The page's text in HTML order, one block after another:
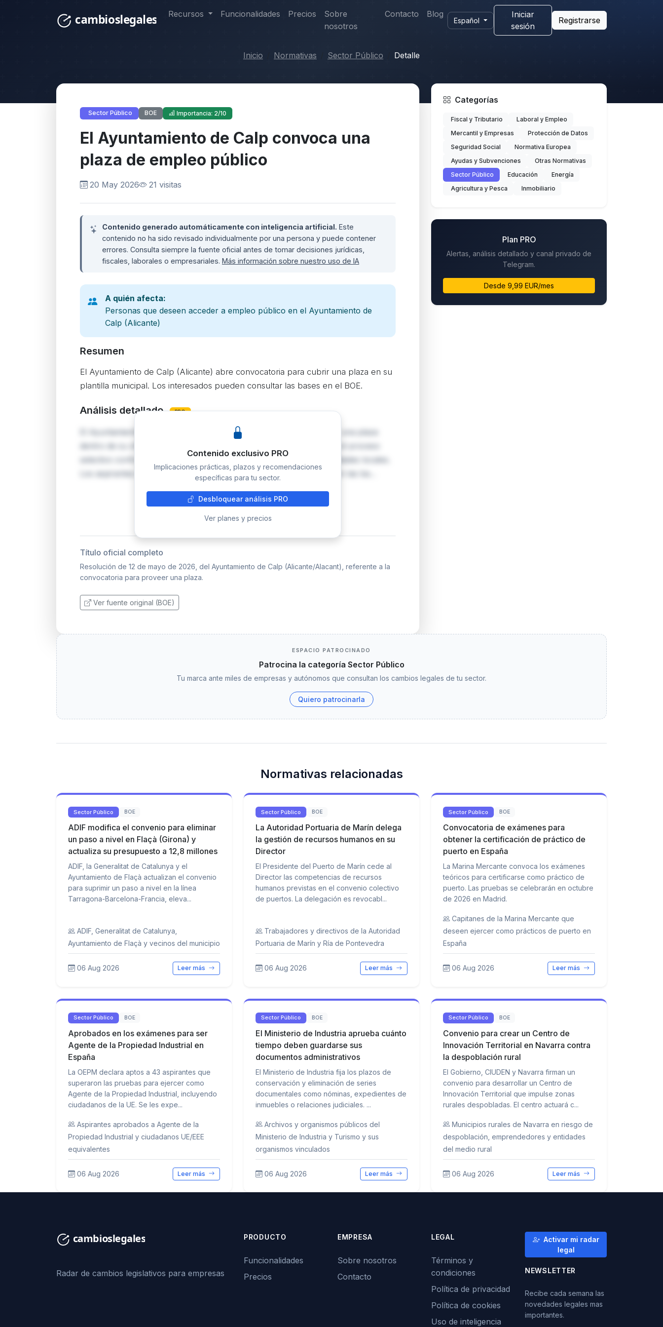
Recursos Funcionalidades Precios
Sobre
nosotros
Contacto Blog
Español
Iniciar
sesión
Registrarse
Inicio Normativas Sector Público Detalle
Sector Público BOE Importancia: 2/10
El Ayuntamiento de Calp convoca una
plaza de empleo público
20 May 2026 21 visitas
Contenido generado automáticamente con inteligencia artificial. Este
contenido no ha sido revisado individualmente por una persona y puede contener
errores. Consulta siempre la fuente oficial antes de tomar decisiones jurídicas,
fiscales, laborales o empresariales. Más información sobre nuestro uso de IA
A quién afecta:
Personas que deseen acceder a empleo público en el Ayuntamiento de
Calp (Alicante)
Resumen
El Ayuntamiento de Calp (Alicante) abre convocatoria para cubrir una plaza en su
plantilla municipal. Los interesados pueden consultar las bases en el BOE.
Análisis detallado PRO
El Ayuntamiento de Calp publica la convocatoria oficial para proveer una plaza
dentro de su oferta de empleo público local. La resolución establece el proceso
selectivo conforme a la normativa de función pública aplicable a entidades locales.
Los aspirantes deberán cumplir los requisitos específicos recogidos en las ba…
Contenido exclusivo PRO
Implicaciones prácticas, plazos y recomendaciones
específicas para tu sector.
Desbloquear análisis PRO
Ver planes y precios
Título oficial completo
Resolución de 12 de mayo de 2026, del Ayuntamiento de Calp (Alicante/Alacant), referente a la
convocatoria para proveer una plaza.
Ver fuente original (BOE)
Categorías
Fiscal y Tributario
Laboral y Empleo
Mercantil y Empresas
Protección de Datos
Seguridad Social
Normativa Europea
Ayudas y Subvenciones
Otras Normativas
Sector Público
Educación
Energía
Agricultura y Pesca
Inmobiliario
Plan PRO
Alertas, análisis detallado y canal privado de
Telegram.
Desde 9,99 EUR/mes
ESPACIO PATROCINADO
Patrocina la categoría Sector Público
Tu marca ante miles de empresas y autónomos que consultan los cambios legales de tu sector.
Quiero patrocinarla
Normativas relacionadas
Sector Público BOE
ADIF modifica el convenio para eliminar
un paso a nivel en Flaçà (Girona) y
actualiza su presupuesto a 12,8 millones
ADIF, la Generalitat de Catalunya y el
Ayuntamiento de Flaçà actualizan el convenio
para suprimir un paso a nivel en la línea
Tarragona-Barcelona-Francia, eleva...
ADIF, Generalitat de Catalunya,
Ayuntamiento de Flaçà y vecinos del municipio
06 Aug 2026 Leer más
Sector Público BOE
La Autoridad Portuaria de Marín delega
la gestión de recursos humanos en su
Director
El Presidente del Puerto de Marín cede al
Director las competencias de recursos
humanos previstas en el convenio colectivo
de puertos. La delegación es revocabl...
Trabajadores y directivos de la Autoridad
Portuaria de Marín y Ría de Pontevedra
06 Aug 2026 Leer más
Sector Público BOE
Convocatoria de exámenes para
obtener la certificación de práctico de
puerto en España
La Marina Mercante convoca los exámenes
teóricos para certificarse como práctico de
puerto. Las pruebas se celebrarán en octubre
de 2026 en Madrid.
Capitanes de la Marina Mercante que
deseen ejercer como prácticos de puerto en
España
06 Aug 2026 Leer más
Sector Público BOE
Aprobados en los exámenes para ser
Agente de la Propiedad Industrial en
España
La OEPM declara aptos a 43 aspirantes que
superaron las pruebas para ejercer como
Agente de la Propiedad Industrial, incluyendo
ciudadanos de la UE. Se les expe...
Aspirantes aprobados a Agente de la
Propiedad Industrial y ciudadanos UE/EEE
equivalentes
06 Aug 2026 Leer más
Sector Público BOE
El Ministerio de Industria aprueba cuánto
tiempo deben guardarse sus
documentos administrativos
El Ministerio de Industria fija los plazos de
conservación y eliminación de series
documentales como nóminas, expedientes de
inmuebles o relaciones judiciales. ...
Archivos y organismos públicos del
Ministerio de Industria y Turismo y sus
organismos vinculados
06 Aug 2026 Leer más
Sector Público BOE
Convenio para crear un Centro de
Innovación Territorial en Navarra contra
la despoblación rural
El Gobierno, CIUDEN y Navarra firman un
convenio para desarrollar un Centro de
Innovación Territorial que impulse zonas
rurales despobladas. El centro actuará c...
Municipios rurales de Navarra en riesgo de
despoblación, emprendedores y entidades
del medio rural
06 Aug 2026 Leer más
Radar de cambios legislativos para empresas
PRODUCTO
Funcionalidades
Precios
EMPRESA
Sobre nosotros
Contacto
LEGAL
Términos y
condiciones
Política de privacidad
Política de cookies
Uso de inteligencia
Activar mi radar
legal
NEWSLETTER
Recibe cada semana las
novedades legales mas
importantes.